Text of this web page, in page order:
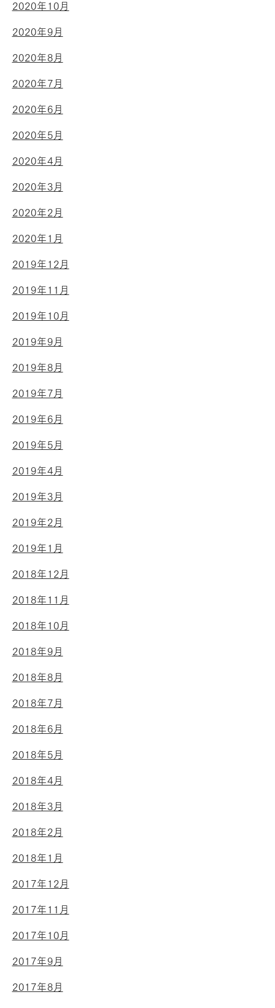
2020年10月
2020年9月
2020年8月
2020年7月
2020年6月
2020年5月
2020年4月
2020年3月
2020年2月
2020年1月
2019年12月
2019年11月
2019年10月
2019年9月
2019年8月
2019年7月
2019年6月
2019年5月
2019年4月
2019年3月
2019年2月
2019年1月
2018年12月
2018年11月
2018年10月
2018年9月
2018年8月
2018年7月
2018年6月
2018年5月
2018年4月
2018年3月
2018年2月
2018年1月
2017年12月
2017年11月
2017年10月
2017年9月
2017年8月